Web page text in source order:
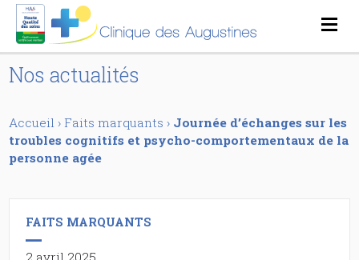
Nos actualités
Accueil › Faits marquants › Journée d’échanges sur les
troubles cognitifs et psycho-comportementaux de la
personne agée
FAITS MARQUANTS
2 avril 2025